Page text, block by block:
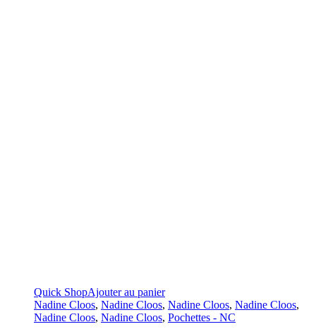
Quick ShopAjouter au panier
Nadine Cloos, Nadine Cloos, Nadine Cloos, Nadine Cloos,
Nadine Cloos, Nadine Cloos, Pochettes - NC